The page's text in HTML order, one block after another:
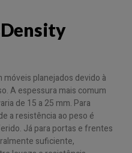
móveis planejados devido à
A espessura mais comum
de 15 a 25 mm. Para
a resistência ao peso é
Já para portas e frentes
suficiente,